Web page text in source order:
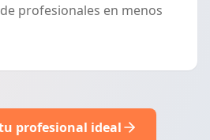
profesionales en menos
profesional ideal